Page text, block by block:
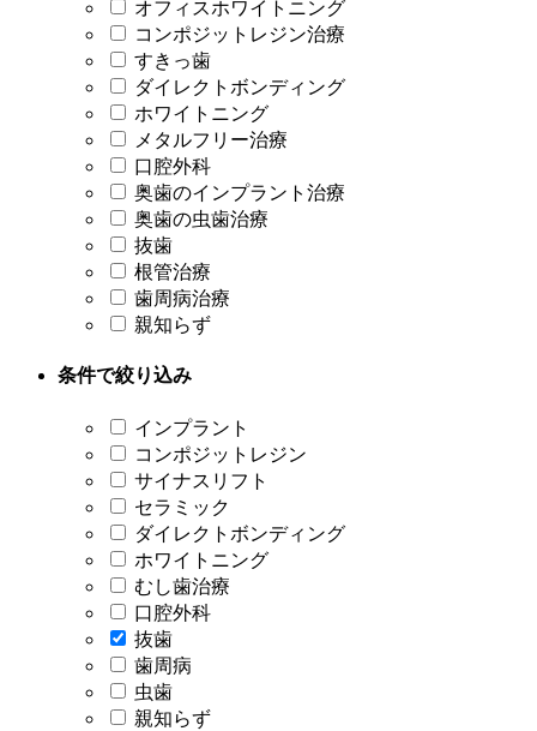
オフィスホワイトニング
コンポジットレジン治療
すきっ歯
ダイレクトボンディング
ホワイトニング
メタルフリー治療
口腔外科
奥歯のインプラント治療
奥歯の虫歯治療
抜歯
根管治療
歯周病治療
親知らず
条件で絞り込み
インプラント
コンポジットレジン
サイナスリフト
セラミック
ダイレクトボンディング
ホワイトニング
むし歯治療
口腔外科
抜歯
歯周病
虫歯
親知らず